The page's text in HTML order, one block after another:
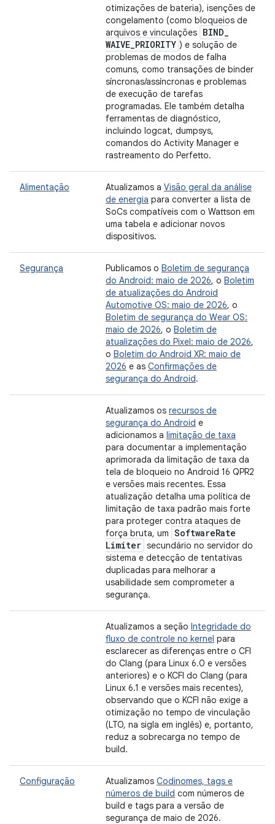
otimizações de bateria), isenções de
congelamento (como bloqueios de
arquivos e vinculações BIND_
WAIVE_PRIORITY ) e solução de
problemas de modos de falha
comuns, como transações de binder
síncronas/assíncronas e problemas
de execução de tarefas
programadas. Ele também detalha
ferramentas de diagnóstico,
incluindo logcat, dumpsys,
comandos do Activity Manager e
rastreamento do Perfetto.
Alimentação Atualizamos a Visão geral da análise
de energia para converter a lista de
SoCs compatíveis com o Wattson em
uma tabela e adicionar novos
dispositivos.
Segurança Publicamos o Boletim de segurança
do Android: maio de 2026, o Boletim
de atualizações do Android
Automotive OS: maio de 2026, o
Boletim de segurança do Wear OS:
maio de 2026, o Boletim de
atualizações do Pixel: maio de 2026,
o Boletim do Android XR: maio de
2026 e as Confirmações de
segurança do Android.
Atualizamos os recursos de
segurança do Android e
adicionamos a limitação de taxa
para documentar a implementação
aprimorada da limitação de taxa da
tela de bloqueio no Android 16 QPR2
e versões mais recentes. Essa
atualização detalha uma política de
limitação de taxa padrão mais forte
para proteger contra ataques de
força bruta, um SoftwareRate
Limiter secundário no servidor do
sistema e detecção de tentativas
duplicadas para melhorar a
usabilidade sem comprometer a
segurança.
Atualizamos a seção Integridade do
fluxo de controle no kernel para
esclarecer as diferenças entre o CFI
do Clang (para Linux 6.0 e versões
anteriores) e o KCFI do Clang (para
Linux 6.1 e versões mais recentes),
observando que o KCFI não exige a
otimização no tempo de vinculação
(LTO, na sigla em inglês) e, portanto,
reduz a sobrecarga no tempo de
build.
Configuração Atualizamos Codinomes, tags e
números de build com números de
build e tags para a versão de
segurança de maio de 2026.